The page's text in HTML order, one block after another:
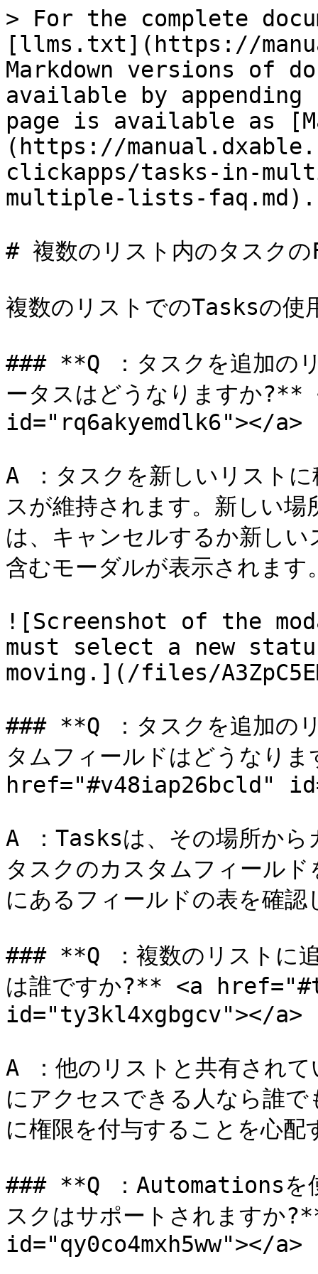
> For the complete
[llms.txt](https://
Markdown versions of
available by
page is available as
(https://
clickapps/tasks-in-
multiple-lists-faq.md).
# 複数のリスト内のタスクの
複数のリストでのTasksの使
### **Q ：タスクを追加の
ータスはどうなりますか
id="rq6akyemdlk6"></a>
A ：タスクを新しいリスト
スが維持されます。新しい
は、キャンセルするか新し
含むモーダルが表示されます
![Screenshot of the
must select a new
moving.](/files/
### **Q ：タスクを追加の
タムフィールドはどうなり
href="#v48iap26bcld"
A ：Tasksは、その場所から
タスクのカスタムフィール
にあるフィールドの表を確認
### **Q ：複数のリストに
は誰ですか?** <a
id="ty3kl4xgbgcv"></a>
A ：他のリストと共有され
にアクセスできる人なら誰
に権限を付与することを心
### **Q ：Automationsを
スクはサポートされます
id="qy0co4mxh5ww"></a>